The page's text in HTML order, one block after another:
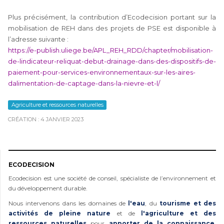
Plus précisément, la contribution d’Ecodecision portant sur la
mobilisation de REH dans des projets de PSE est disponible à
l’adresse suivante :
https://e-publish.uliege.be/APL_REH_RDD/chapter/mobilisation-
de-lindicateur-reliquat-debut-drainage-dans-des-dispositifs-de-
paiement-pour-services-environnementaux-sur-les-aires-
dalimentation-de-captage-dans-la-nievre-et-l/
Agriculture et ressources naturelles
CRÉATION : 4 JANVIER 2023
ECODECISION
Ecodecision est une société de conseil, spécialiste de l’environnement et
du développement durable.
Nous intervenons dans les domaines de
l'eau, du tourisme et des
activités de pleine nature et del'agriculture et des